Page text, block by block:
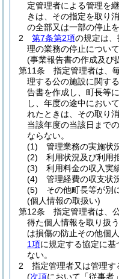
定管理者による管理を
きは、その指定を取り
の全部又は一部の停止
2
第7条第2項の規定は
理の業務の停止について
(事業報告書の作成及び
第11条
指定管理者は、
理する公の施設に関す
告書を作成し、町長等
し、年度の途中において
れたときは、その取り
当該年度の当該日まで
ならない。
(1)
管理業務の実施状
(2)
利用状況及び利用
(3)
利用料金の収入実
(4)
管理経費の収支状
(5)
その他町長等が別
(個人情報の取扱い)
第12条
指定管理者は、
得た個人情報を取り扱
は損傷の防止その他個
1項に規定する協定に
ない。
2
指定管理者又は管理
(次項において「従事者